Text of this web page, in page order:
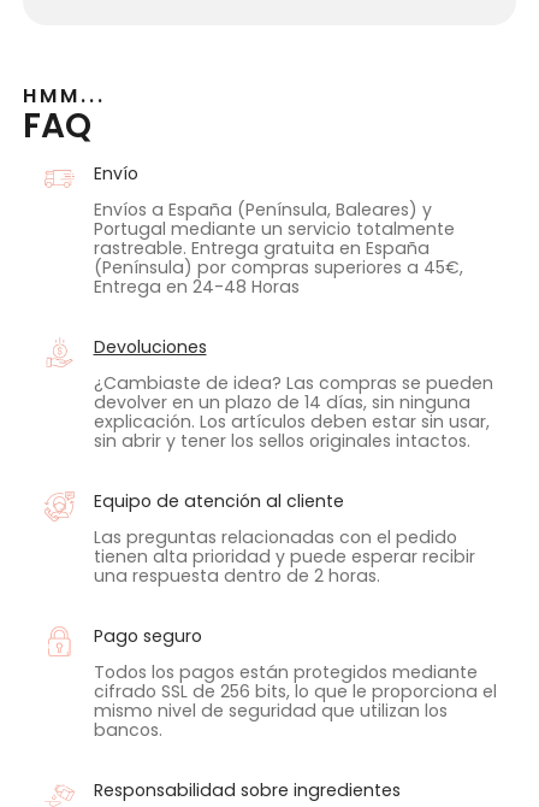
HMM...
FAQ
Envío
Envíos a España (Península, Baleares) y
Portugal mediante un servicio totalmente
rastreable. Entrega gratuita en España
(Península) por compras superiores a 45€,
Entrega en 24-48 Horas
Devoluciones
¿Cambiaste de idea? Las compras se pueden
devolver en un plazo de 14 días, sin ninguna
explicación. Los artículos deben estar sin usar,
sin abrir y tener los sellos originales intactos.
Equipo de atención al cliente
Las preguntas relacionadas con el pedido
tienen alta prioridad y puede esperar recibir
una respuesta dentro de 2 horas.
Pago seguro
Todos los pagos están protegidos mediante
cifrado SSL de 256 bits, lo que le proporciona el
mismo nivel de seguridad que utilizan los
bancos.
Responsabilidad sobre ingredientes